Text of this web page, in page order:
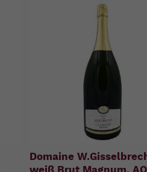
Domaine
weiß Brut Magnum,